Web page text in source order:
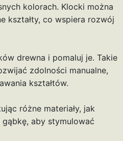
kolorach. Klocki można
kształty, co wspiera rozwój
drewna i pomaluj je. Takie
zdolności manualne,
kształtów.
różne materiały, jak
aby stymulować